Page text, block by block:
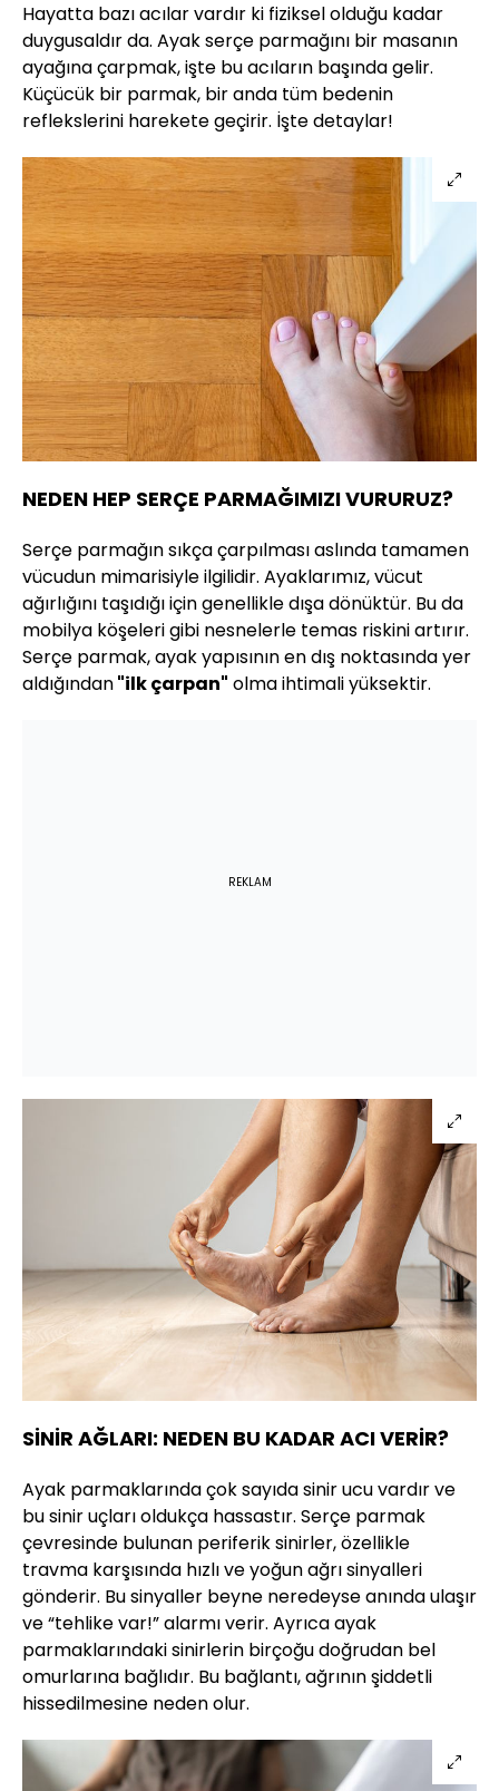
Hayatta bazı acılar vardır ki fiziksel olduğu kadar
duygusaldır da. Ayak serçe parmağını bir masanın
ayağına çarpmak, işte bu acıların başında gelir.
Küçücük bir parmak, bir anda tüm bedenin
reflekslerini harekete geçirir. İşte detaylar!
NEDEN HEP SERÇE PARMAĞIMIZI VURURUZ?
Serçe parmağın sıkça çarpılması aslında tamamen
vücudun mimarisiyle ilgilidir. Ayaklarımız, vücut
ağırlığını taşıdığı için genellikle dışa dönüktür. Bu da
mobilya köşeleri gibi nesnelerle temas riskini artırır.
Serçe parmak, ayak yapısının en dış noktasında yer
aldığından"ilk çarpan" olma ihtimali yüksektir.
REKLAM
SİNİR AĞLARI: NEDEN BU KADAR ACI VERİR?
Ayak parmaklarında çok sayıda sinir ucu vardır ve
bu sinir uçları oldukça hassastır. Serçe parmak
çevresinde bulunan periferik sinirler, özellikle
travma karşısında hızlı ve yoğun ağrı sinyalleri
gönderir. Bu sinyaller beyne neredeyse anında ulaşır
ve “tehlike var!” alarmı verir. Ayrıca ayak
parmaklarındaki sinirlerin birçoğu doğrudan bel
omurlarına bağlıdır. Bu bağlantı, ağrının şiddetli
hissedilmesine neden olur.